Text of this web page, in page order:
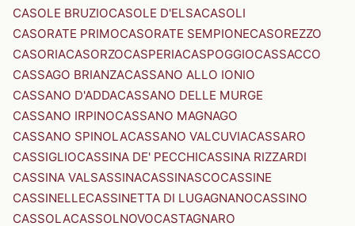
CASOLE BRUZIOCASOLE D'ELSACASOLI
CASORATE PRIMOCASORATE SEMPIONECASOREZZO
CASORIACASORZOCASPERIACASPOGGIOCASSACCO
CASSAGO BRIANZACASSANO ALLO IONIO
CASSANO D'ADDACASSANO DELLE MURGE
CASSANO IRPINOCASSANO MAGNAGO
CASSANO SPINOLACASSANO VALCUVIACASSARO
CASSIGLIOCASSINA DE' PECCHICASSINA RIZZARDI
CASSINA VALSASSINACASSINASCOCASSINE
CASSINELLECASSINETTA DI LUGAGNANOCASSINO
CASSOLACASSOLNOVOCASTAGNARO